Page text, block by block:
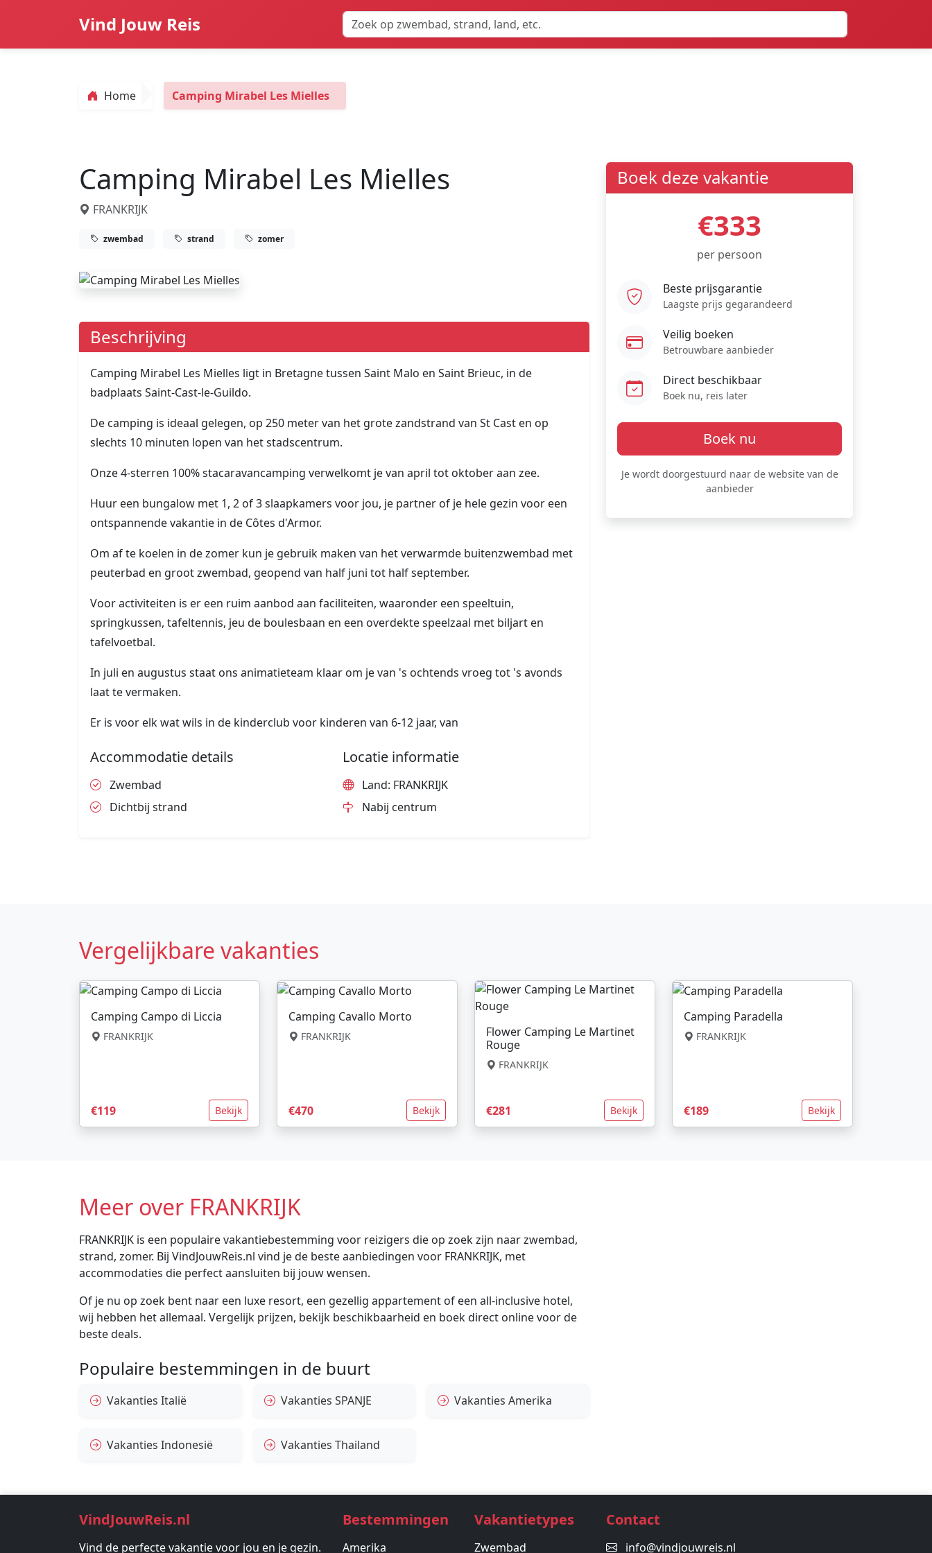
Vind Jouw Reis
Home Camping Mirabel Les Mielles
Camping Mirabel Les Mielles
FRANKRIJK
zwembad strand zomer
Beschrijving
Camping Mirabel Les Mielles ligt in Bretagne tussen Saint Malo en Saint Brieuc, in de
badplaats Saint-Cast-le-Guildo.
De camping is ideaal gelegen, op 250 meter van het grote zandstrand van St Cast en op
slechts 10 minuten lopen van het stadscentrum.
Onze 4-sterren 100% stacaravancamping verwelkomt je van april tot oktober aan zee.
Huur een bungalow met 1, 2 of 3 slaapkamers voor jou, je partner of je hele gezin voor een
ontspannende vakantie in de Côtes d'Armor.
Om af te koelen in de zomer kun je gebruik maken van het verwarmde buitenzwembad met
peuterbad en groot zwembad, geopend van half juni tot half september.
Voor activiteiten is er een ruim aanbod aan faciliteiten, waaronder een speeltuin,
springkussen, tafeltennis, jeu de boulesbaan en een overdekte speelzaal met biljart en
tafelvoetbal.
In juli en augustus staat ons animatieteam klaar om je van 's ochtends vroeg tot 's avonds
laat te vermaken.
Er is voor elk wat wils in de kinderclub voor kinderen van 6-12 jaar, van
Accommodatie details
Zwembad
Dichtbij strand
Locatie informatie
Land: FRANKRIJK
Nabij centrum
Boek deze vakantie
€333
per persoon
Beste prijsgarantie
Laagste prijs gegarandeerd
Veilig boeken
Betrouwbare aanbieder
Direct beschikbaar
Boek nu, reis later
Boek nu
Je wordt doorgestuurd naar de website van de
aanbieder
Vergelijkbare vakanties
Camping Campo di Liccia
FRANKRIJK
€119 Bekijk
Camping Cavallo Morto
FRANKRIJK
€470 Bekijk
Flower Camping Le Martinet
Rouge
FRANKRIJK
€281 Bekijk
Camping Paradella
FRANKRIJK
€189 Bekijk
Meer over FRANKRIJK
FRANKRIJK is een populaire vakantiebestemming voor reizigers die op zoek zijn naar zwembad,
strand, zomer. Bij VindJouwReis.nl vind je de beste aanbiedingen voor FRANKRIJK, met
accommodaties die perfect aansluiten bij jouw wensen.
Of je nu op zoek bent naar een luxe resort, een gezellig appartement of een all-inclusive hotel,
wij hebben het allemaal. Vergelijk prijzen, bekijk beschikbaarheid en boek direct online voor de
beste deals.
Populaire bestemmingen in de buurt
Vakanties Italië Vakanties SPANJE Vakanties Amerika
Vakanties Indonesië Vakanties Thailand
VindJouwReis.nl
Vind de perfecte vakantie voor jou en je gezin.
Bestemmingen
Amerika
Vakantietypes
Zwembad
Contact
info@vindjouwreis.nl